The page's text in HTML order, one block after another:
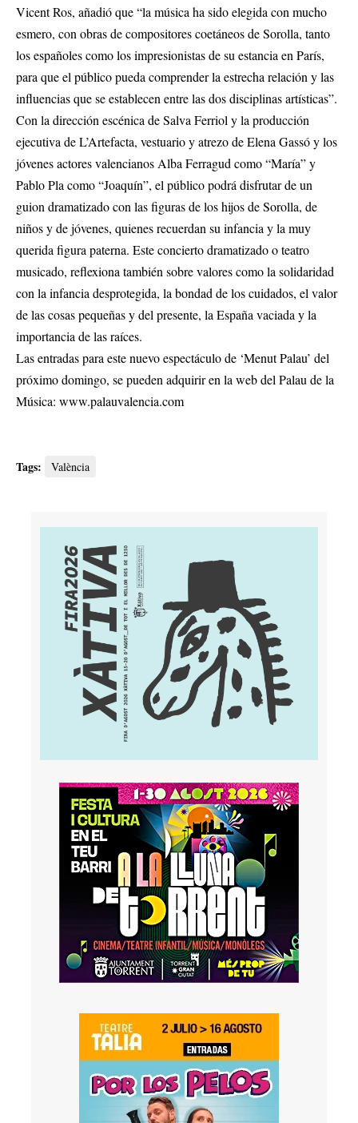
Vicent Ros, añadió que “la música ha sido elegida con mucho
esmero, con obras de compositores coetáneos de Sorolla, tanto
los españoles como los impresionistas de su estancia en París,
para que el público pueda comprender la estrecha relación y las
influencias que se establecen entre las dos disciplinas artísticas”.
Con la dirección escénica de Salva Ferriol y la producción
ejecutiva de L’Artefacta, vestuario y atrezo de Elena Gassó y los
jóvenes actores valencianos Alba Ferragud como “María” y
Pablo Pla como “Joaquín”, el público podrá disfrutar de un
guion dramatizado con las figuras de los hijos de Sorolla, de
niños y de jóvenes, quienes recuerdan su infancia y la muy
querida figura paterna. Este concierto dramatizado o teatro
musicado, reflexiona también sobre valores como la solidaridad
con la infancia desprotegida, la bondad de los cuidados, el valor
de las cosas pequeñas y del presente, la España vaciada y la
importancia de las raíces.
Las entradas para este nuevo espectáculo de ‘Menut Palau’ del
próximo domingo, se pueden adquirir en la web del Palau de la
Música: www.palauvalencia.com
Tags: València